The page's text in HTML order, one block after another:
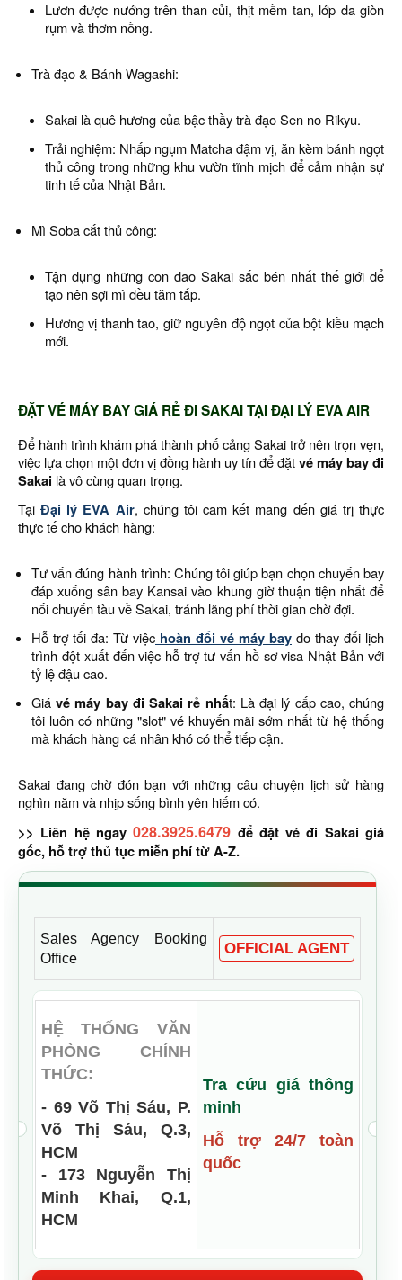
Lươn được nướng trên than củi, thịt mềm tan, lớp da giòn
rụm và thơm nồng.
Trà đạo & Bánh Wagashi:
Sakai là quê hương của bậc thầy trà đạo Sen no Rikyu.
Trải nghiệm: Nhấp ngụm Matcha đậm vị, ăn kèm bánh ngọt
thủ công trong những khu vườn tĩnh mịch để cảm nhận sự
tinh tế của Nhật Bản.
Mì Soba cắt thủ công:
Tận dụng những con dao Sakai sắc bén nhất thế giới để
tạo nên sợi mì đều tăm tắp.
Hương vị thanh tao, giữ nguyên độ ngọt của bột kiều mạch
mới.
ĐẶT VÉ MÁY BAY GIÁ RẺ ĐI SAKAI TẠI ĐẠI LÝ EVA AIR
Để hành trình khám phá thành phố cảng Sakai trở nên trọn vẹn,
việc lựa chọn một đơn vị đồng hành uy tín để đặtvé máy bay đi
Sakai là vô cùng quan trọng.
Tại Đại lý EVA Air, chúng tôi cam kết mang đến giá trị thực
thực tế cho khách hàng:
Tư vấn đúng hành trình: Chúng tôi giúp bạn chọn chuyến bay
đáp xuống sân bay Kansai vào khung giờ thuận tiện nhất để
nối chuyến tàu về Sakai, tránh lãng phí thời gian chờ đợi.
Hỗ trợ tối đa: Từ việc hoàn đổi vé máy bay do thay đổi lịch
trình đột xuất đến việc hỗ trợ tư vấn hồ sơ visa Nhật Bản với
tỷ lệ đậu cao.
Giá vé máy bay đi Sakai rẻ nhất: Là đại lý cấp cao, chúng
tôi luôn có những "slot" vé khuyến mãi sớm nhất từ hệ thống
mà khách hàng cá nhân khó có thể tiếp cận.
Sakai đang chờ đón bạn với những câu chuyện lịch sử hàng
nghìn năm và nhịp sống bình yên hiếm có.
>> Liên hệ ngay028.3925.6479 để đặt vé đi Sakai giá
gốc, hỗ trợ thủ tục miễn phí từ A-Z.
Sales Agency Booking
Office
OFFICIAL AGENT
HỆ THỐNG VĂN
PHÒNG CHÍNH
THỨC:
- 69 Võ Thị Sáu, P.
Võ Thị Sáu, Q.3,
HCM
- 173 Nguyễn Thị
Minh Khai, Q.1,
HCM
Tra cứu giá thông
minh
Hỗ trợ 24/7 toàn
quốc